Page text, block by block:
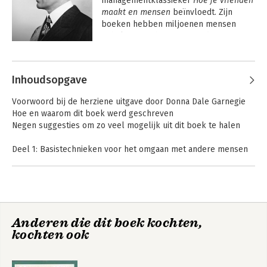
maakt en mensen beïnvloedt. Zijn
boeken hebben miljoenen mensen
halen.
Andere boeken door Dale Carnegie
zorgen
maakt en mensen
Inhoudsopgave
Voorwoord bij de herziene uitgave door Donna Dale Garnegie
Hoe en waarom dit boek werd geschreven
Negen suggesties om zo veel mogelijk uit dit boek te halen
Deel 1: Basistechnieken voor het omgaan met andere mensen
Deel 2: Zes manieren om jezelf bemind te maken
1. Als je dit doet zul je overal welkom zijn
Anderen die dit boek kochten,
kochten ook